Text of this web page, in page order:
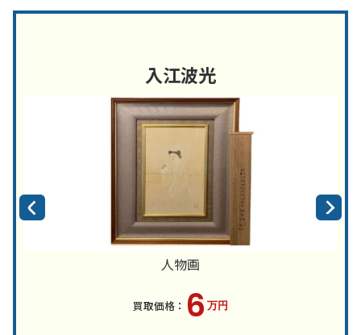
入江波光
人物画
6 万円